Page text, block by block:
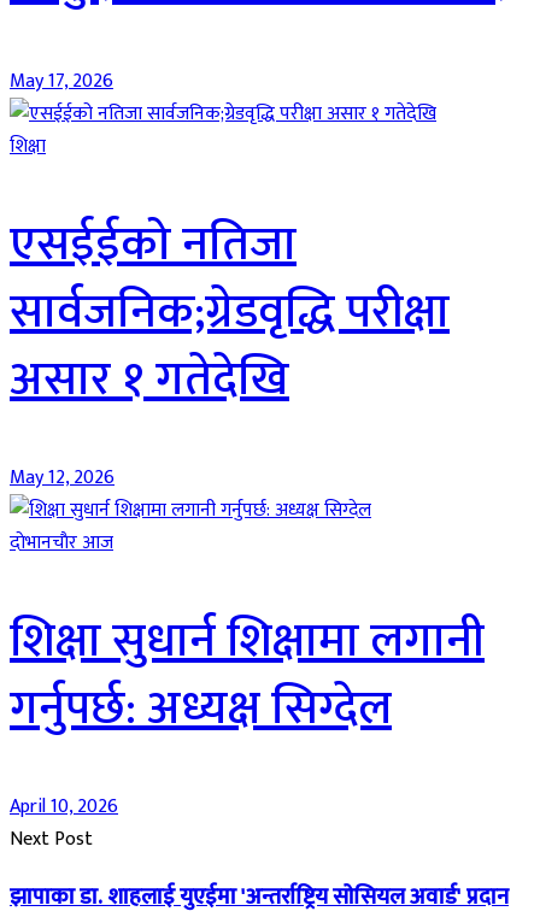
May 17, 2026
शिक्षा
एसईईको नतिजा
सार्वजनिक;ग्रेडवृद्धि परीक्षा
असार १ गतेदेखि
May 12, 2026
दाेभानचाैर आज
शिक्षा सुधार्न शिक्षामा लगानी
गर्नुपर्छ: अध्यक्ष सिग्देल
April 10, 2026
Next Post
झापाका डा. शाहलाई युएईमा 'अन्तर्राष्ट्रिय साेसियल अवार्ड' प्रदान